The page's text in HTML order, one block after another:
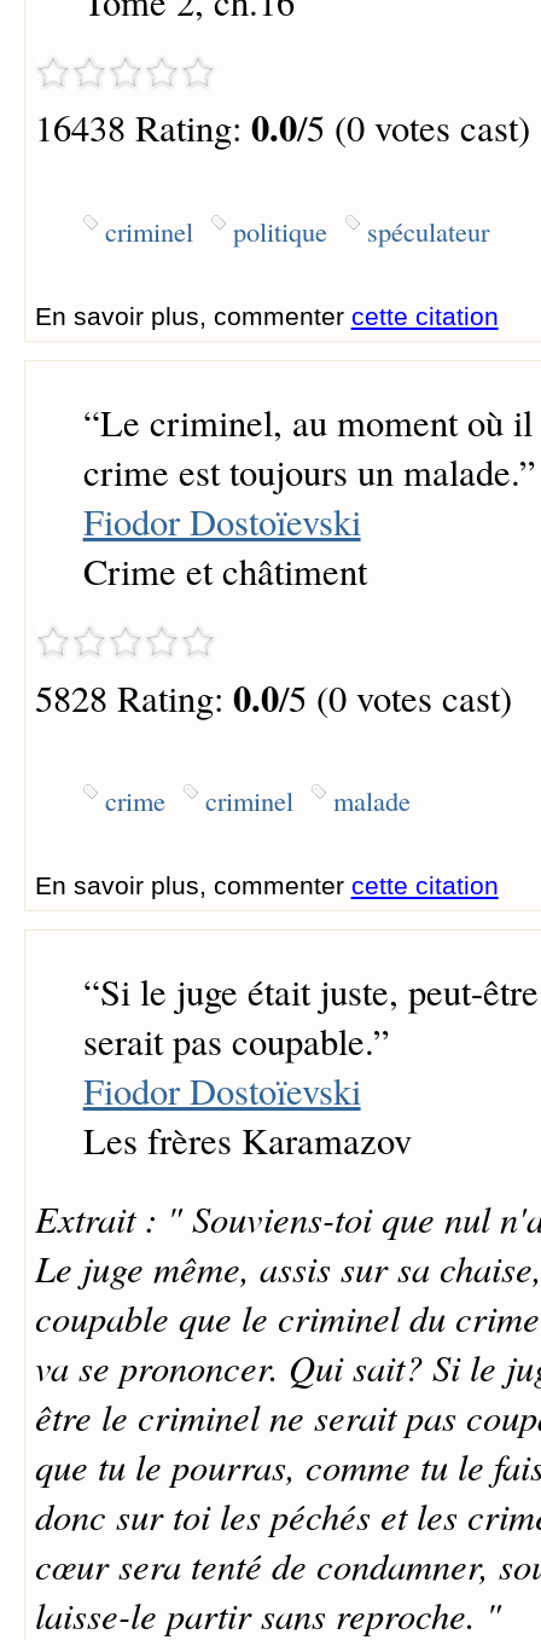
16438 Rating: 0.0/5 (0 votes cast)
criminel politique spéculateur
En savoir plus, commenter cette citation
“Le criminel, au moment où
crime est toujours un malade.”
Fiodor Dostoïevski
Crime et châtiment
5828 Rating: 0.0/5 (0 votes cast)
crime criminel malade
En savoir plus, commenter cette citation
“Si le juge était juste, peut-
serait pas coupable.”
Fiodor Dostoïevski
Les frères Karamazov
Extrait : " Souviens-toi que nul
Le juge même, assis sur sa
coupable que le criminel du
va se prononcer. Qui sait? Si le
être le criminel ne serait pas
que tu le pourras, comme tu le
donc sur toi les péchés et les
cœur sera tenté de condamner,
laisse-le partir sans reproche. "